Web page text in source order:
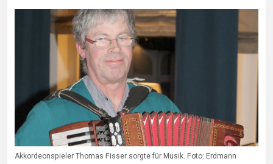
Akkordeonspieler Thomas Fisser sorgte für Musik. Foto: Erdmann